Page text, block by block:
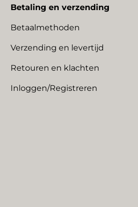
Betaling en verzending
Betaalmethoden
Verzending en levertijd
Retouren en klachten
Inloggen/Registreren